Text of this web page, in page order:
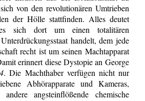
von den revolutionären Umtrieben
der Hölle stattfinden. Alles deutet
sich dort um einen totalitären
handelt, dem jede
recht ist um seinen Machtapparat
erinnert diese Dystopie an George
. Die Machthaber verfügen nicht nur
Abhörapparate und Kameras,
angsteinflößende chemische